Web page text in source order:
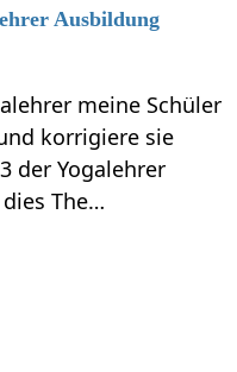
Ausbildung
meine Schüler
korrigiere sie
der Yogalehrer
The…